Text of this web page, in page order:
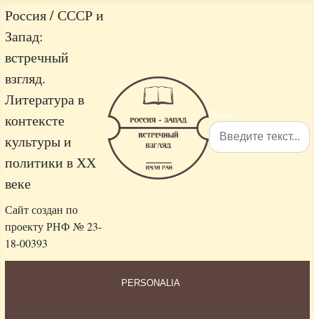
Россия / СССР и
Запад:
встречный
взгляд.
Литература в
контексте
культуры и
политики в ХХ
веке
Сайт создан по
проекту РНФ № 23-
18-00393
Поиск
PERSONALIA